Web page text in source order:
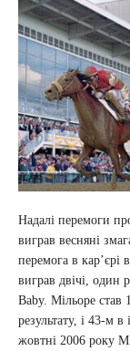
Надалі перемоги
виграв весняні
перемога в кар’єрі
виграв двічі, один
Baby. Мільоре
результату, і 43-м
жовтні 2006 року